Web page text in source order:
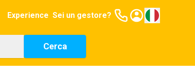
Experience Sei un gestore?
Cerca